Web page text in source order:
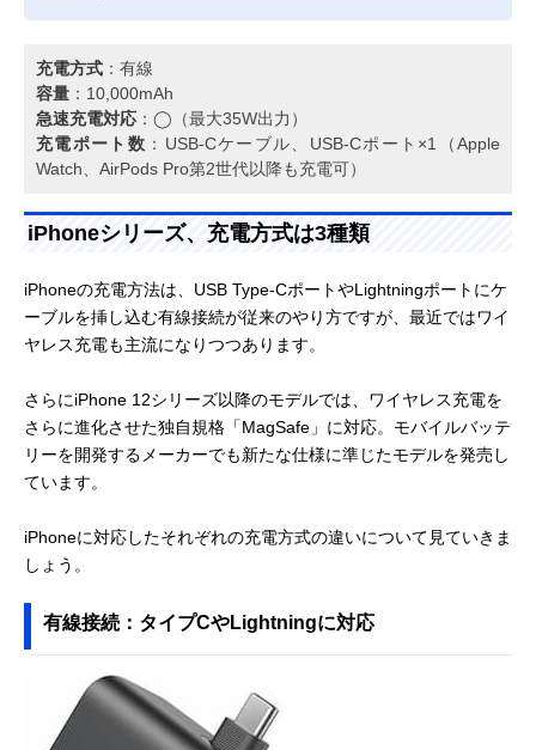
充電方式 ：有線
容量 ：10,000mAh
急速充電対応 ：◯（最大35W出力）
充電ポート数 ：USB-Cケーブル、USB-Cポート×1（Apple
Watch、AirPods Pro第2世代以降も充電可）
iPhoneシリーズ、充電方式は3種類
iPhoneの充電方法は、USB Type-CポートやLightningポートにケ
ーブルを挿し込む有線接続が従来のやり方ですが、最近ではワイ
ヤレス充電も主流になりつつあります。
さらにiPhone 12シリーズ以降のモデルでは、ワイヤレス充電を
さらに進化させた独自規格「MagSafe」に対応。モバイルバッテ
リーを開発するメーカーでも新たな仕様に準じたモデルを発売し
ています。
iPhoneに対応したそれぞれの充電方式の違いについて見ていきま
しょう。
有線接続：タイプCやLightningに対応